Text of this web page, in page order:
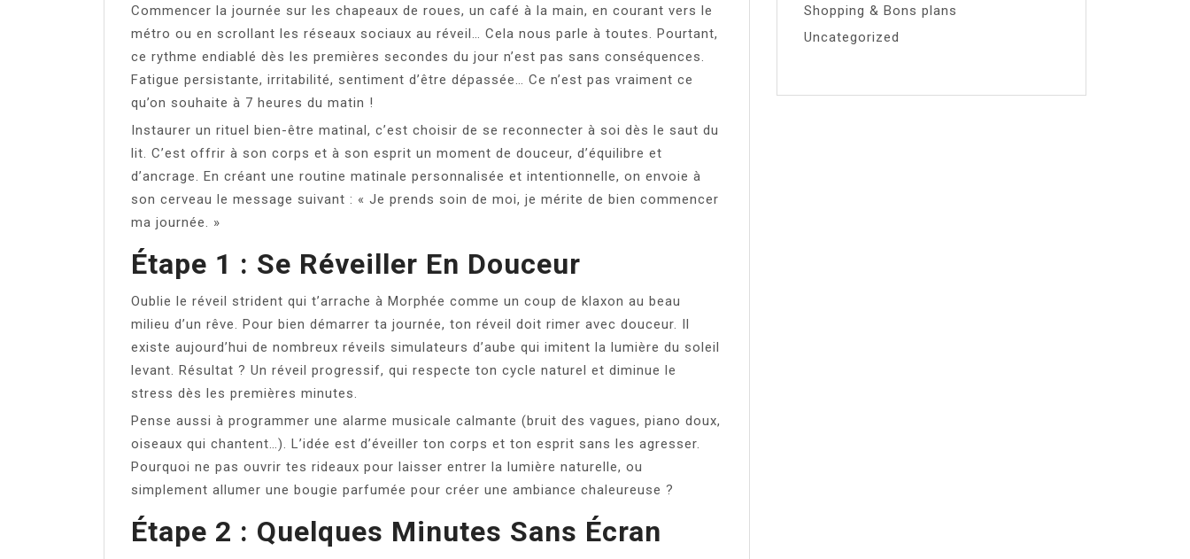
Commencer la journée sur les chapeaux de roues, un café à la main, en courant vers le
métro ou en scrollant les réseaux sociaux au réveil… Cela nous parle à toutes. Pourtant,
ce rythme endiablé dès les premières secondes du jour n’est pas sans conséquences.
Fatigue persistante, irritabilité, sentiment d’être dépassée… Ce n’est pas vraiment ce
qu’on souhaite à 7 heures du matin !
Instaurer un rituel bien-être matinal, c’est choisir de se reconnecter à soi dès le saut du
lit. C’est offrir à son corps et à son esprit un moment de douceur, d’équilibre et
d’ancrage. En créant une routine matinale personnalisée et intentionnelle, on envoie à
son cerveau le message suivant : « Je prends soin de moi, je mérite de bien commencer
ma journée. »
Étape 1 : Se Réveiller En Douceur
Oublie le réveil strident qui t’arrache à Morphée comme un coup de klaxon au beau
milieu d’un rêve. Pour bien démarrer ta journée, ton réveil doit rimer avec douceur. Il
existe aujourd’hui de nombreux réveils simulateurs d’aube qui imitent la lumière du soleil
levant. Résultat ? Un réveil progressif, qui respecte ton cycle naturel et diminue le
stress dès les premières minutes.
Pense aussi à programmer une alarme musicale calmante (bruit des vagues, piano doux,
oiseaux qui chantent…). L’idée est d’éveiller ton corps et ton esprit sans les agresser.
Pourquoi ne pas ouvrir tes rideaux pour laisser entrer la lumière naturelle, ou
simplement allumer une bougie parfumée pour créer une ambiance chaleureuse ?
Étape 2 : Quelques Minutes Sans Écran
Shopping & Bons plans
Uncategorized